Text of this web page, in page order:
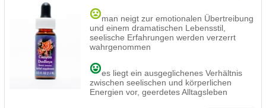
man neigt zur emotionalen Übertreibung
und einem dramatischen Lebensstil,
seelische Erfahrungen werden verzerrt
wahrgenommen
es liegt ein ausgeglichenes Verhältnis
zwischen seelischen und körperlichen
Energien vor, geerdetes Alltagsleben